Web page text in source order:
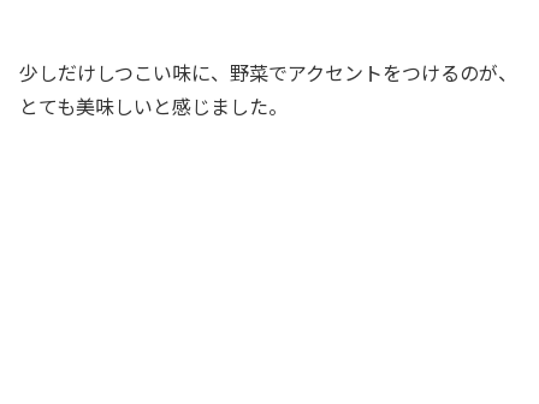
少しだけしつこい味に、野菜でアクセントをつけるのが、
とても美味しいと感じました。